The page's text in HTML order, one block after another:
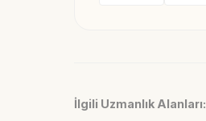
İlgili Uzmanlık Alanları: